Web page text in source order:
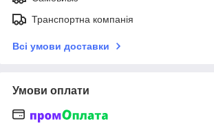
Транспортна компанія
Всі умови доставки
Умови оплати